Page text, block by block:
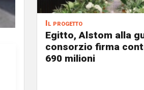
Il progetto
Egitto, Alstom alla
consorzio firma
690 milioni